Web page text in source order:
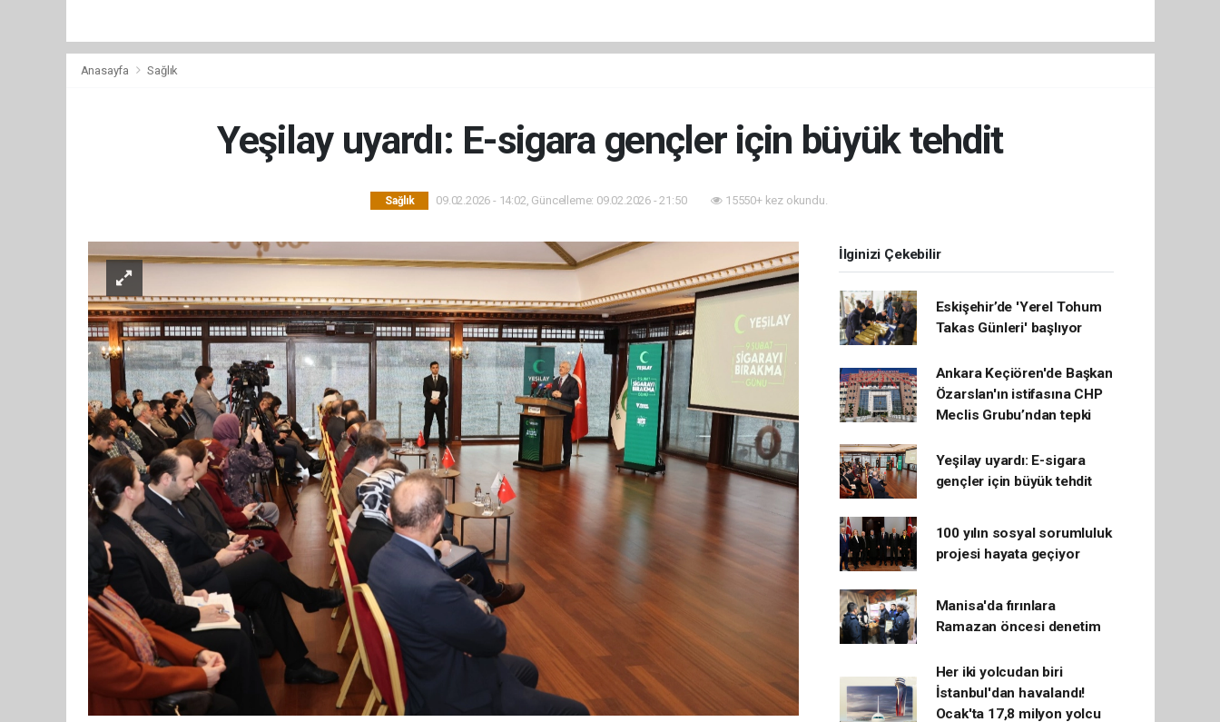
Anasayfa Sağlık
Yeşilay uyardı: E-sigara gençler için büyük tehdit
Sağlık 09.02.2026 - 14:02, Güncelleme: 09.02.2026 - 21:50 15550+ kez okundu.
İlginizi Çekebilir
Eskişehir’de 'Yerel Tohum
Takas Günleri' başlıyor
Ankara Keçiören'de Başkan
Özarslan'ın istifasına CHP
Meclis Grubu’ndan tepki
Yeşilay uyardı: E-sigara
gençler için büyük tehdit
100 yılın sosyal sorumluluk
projesi hayata geçiyor
Manisa'da fırınlara
Ramazan öncesi denetim
Her iki yolcudan biri
İstanbul'dan havalandı!
Ocak'ta 17,8 milyon yolcu